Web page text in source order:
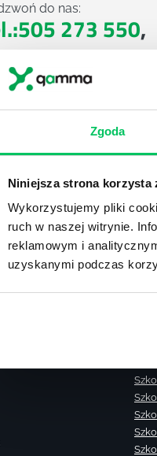
Zgoda
Niniejsza strona korzysta
Wykorzystujemy pliki
ruch w naszej witrynie.
reklamowym i
uzyskanymi podczas
do nas:
273 550,